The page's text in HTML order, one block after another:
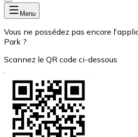
Menu
Vous ne possédez pas encore
Park ?
Scannez le QR code ci-dessous